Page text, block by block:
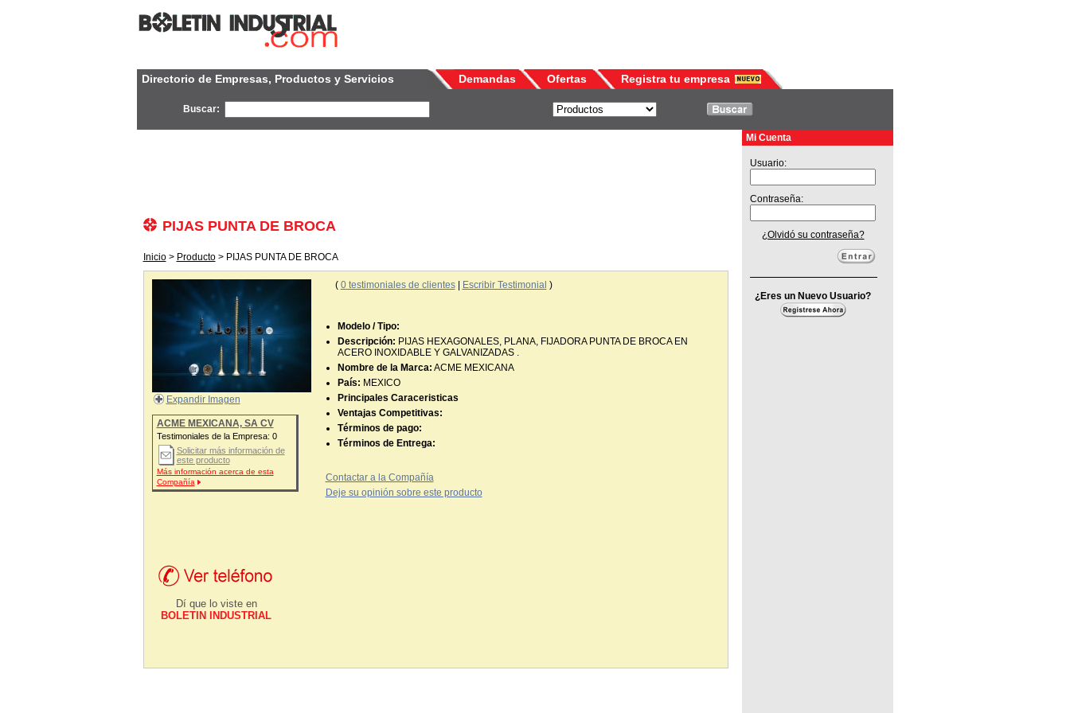
Directorio de Empresas, Productos y Servicios Demandas Ofertas Registra tu empresa
Buscar:
Mi Cuenta
PIJAS PUNTA DE BROCA
Inicio> Producto> PIJAS PUNTA DE BROCA
Expandir Imagen
ACME MEXICANA, SA CV
Testimoniales de la Empresa: 0
Solicitar más información de
este producto
Más información acerca de esta
Compañía
Dí que lo viste en
BOLETIN INDUSTRIAL
( 0testimoniales de clientes| Escribir Testimonial )
Modelo / Tipo:
Descripción: PIJAS HEXAGONALES, PLANA, FIJADORA PUNTA DE BROCA EN
ACERO INOXIDABLE Y GALVANIZADAS .
Nombre de la Marca: ACME MEXICANA
País: MEXICO
Principales Caraceristicas
Ventajas Competitivas:
Términos de pago:
Términos de Entrega:
Contactar a la Compañía
Deje su opinión sobre este producto
Usuario:
Contraseña:
¿Olvidó su contraseña?
¿Eres un Nuevo Usuario?